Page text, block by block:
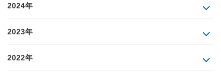
2024年
2023年
2022年